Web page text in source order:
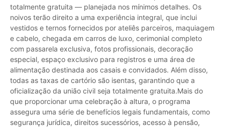
totalmente gratuita — planejada nos mínimos detalhes. Os
noivos terão direito a uma experiência integral, que inclui
vestidos e ternos fornecidos por ateliês parceiros, maquiagem
e cabelo, chegada em carros de luxo, cerimonial completo
com passarela exclusiva, fotos profissionais, decoração
especial, espaço exclusivo para registros e uma área de
alimentação destinada aos casais e convidados. Além disso,
todas as taxas de cartório são isentas, garantindo que a
oficialização da união civil seja totalmente gratuita.Mais do
que proporcionar uma celebração à altura, o programa
assegura uma série de benefícios legais fundamentais, como
segurança jurídica, direitos sucessórios, acesso à pensão,